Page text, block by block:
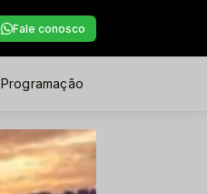
Fale conosco
Programação